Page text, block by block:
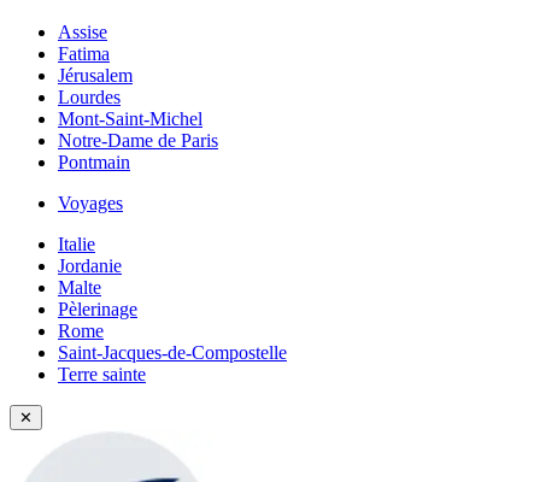
Assise
Fatima
Jérusalem
Lourdes
Mont-Saint-Michel
Notre-Dame de Paris
Pontmain
Voyages
Italie
Jordanie
Malte
Pèlerinage
Rome
Saint-Jacques-de-Compostelle
Terre sainte
✕